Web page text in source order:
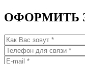
ОФОРМИТЬ